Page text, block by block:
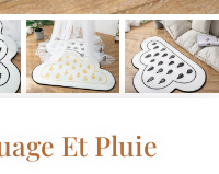
Et Pluie